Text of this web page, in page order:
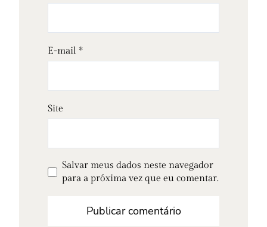
E-mail *
Site
Salvar meus dados neste navegador
para a próxima vez que eu comentar.